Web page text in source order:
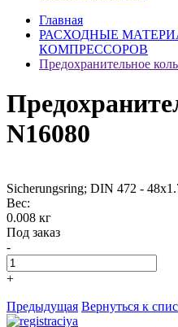
Главная
РАСХОДНЫЕ
КОМПРЕССОРОВ
Предохранительное
N16080
Sicherungsring; DIN 472 -
Вес:
0.008 кг
Под заказ
-
+
Предыдущая Вернуться к